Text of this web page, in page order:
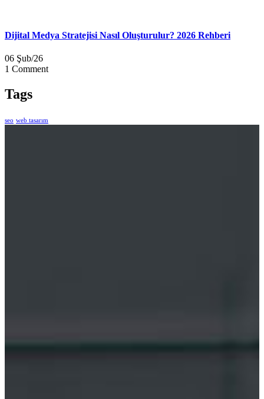
Dijital Medya Stratejisi Nasıl Oluşturulur? 2026 Rehberi
06 Şub/26
1 Comment
Tags
seo web tasarım